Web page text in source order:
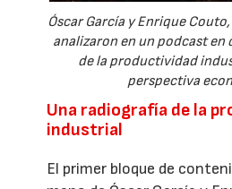
Óscar García y Enrique
analizaron en un podcast
de la productividad
perspectiva
Una radiografía de la
industrial
El primer bloque de